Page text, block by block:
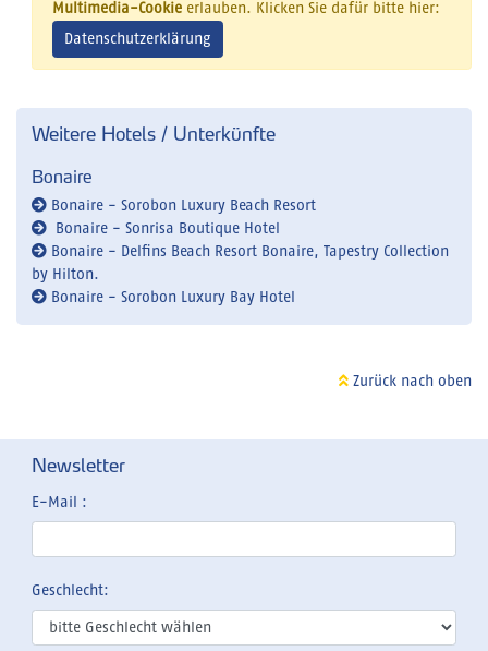
Multimedia-Cookieerlauben. Klicken Sie dafür bitte hier:
Datenschutzerklärung
Weitere Hotels / Unterkünfte
Bonaire
Bonaire - Sorobon Luxury Beach Resort
Bonaire - Sonrisa Boutique Hotel
Bonaire - Delfins Beach Resort Bonaire, Tapestry Collection
by Hilton.
Bonaire - Sorobon Luxury Bay Hotel
Zurück nach oben
Newsletter
E-Mail :
Geschlecht: